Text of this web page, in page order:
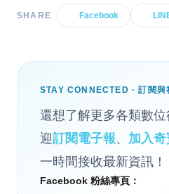
SHARE Facebook
STAY CONNECTED · 訂閱與
還想了解更多各類數
迎訂閱電子報、 加入
一時間接收最新資訊！
Facebook 粉絲專頁：